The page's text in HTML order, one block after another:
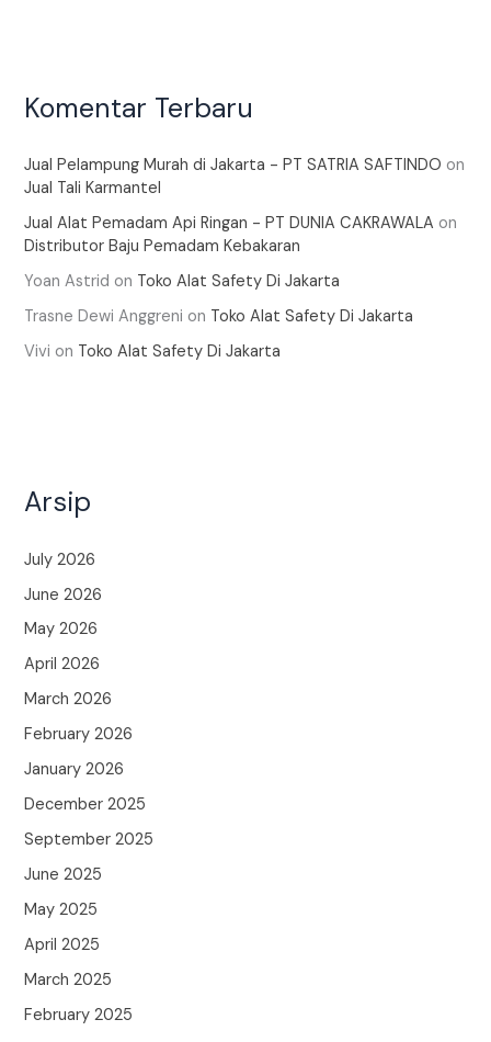
Komentar Terbaru
Jual Pelampung Murah di Jakarta - PT SATRIA SAFTINDO on
Jual Tali Karmantel
Jual Alat Pemadam Api Ringan - PT DUNIA CAKRAWALA on
Distributor Baju Pemadam Kebakaran
Yoan Astrid on Toko Alat Safety Di Jakarta
Trasne Dewi Anggreni on Toko Alat Safety Di Jakarta
Vivi on Toko Alat Safety Di Jakarta
Arsip
July 2026
June 2026
May 2026
April 2026
March 2026
February 2026
January 2026
December 2025
September 2025
June 2025
May 2025
April 2025
March 2025
February 2025